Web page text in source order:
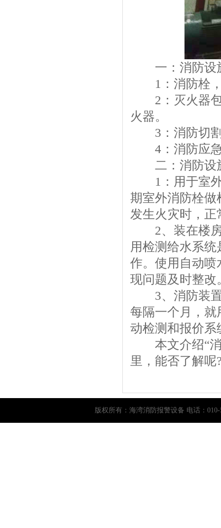
一：消防设
1：消防栓，
2：灭火器包
火器。
3：消防切割
4：消防应急
二：消防设
1：用于室外
期室外消防栓做
发生火灾时，
2、装在楼房
用检测给水系
作。使用自动喷
现问题及时整改
3、消防装置
每隔一个月，就
动检测和报价系
本文介绍“消
里，能否了解呢
版权所有： 海湾消防报警设备 电话：